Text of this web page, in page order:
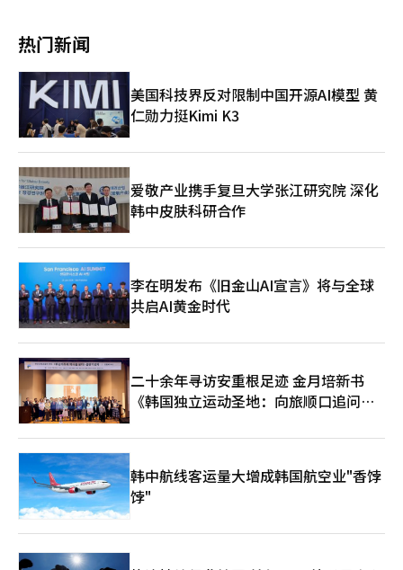
险公司、韩国投资公司（KIC）、韩国海洋振兴公司合作，将部分
府计划迅速完成实施细则的公布程序，并于18日特别法实施日当天
启动韩美战略投资公司。具体的对美投资项目将在项目管理委员会
的项目可行性审查、运营委员会审议、国会报告及与美国方面协商
等程序后确定。※ 本报道经人工智能（AI）系统翻译与编辑。
任第七空军司令。 艾弗森中将通过弗吉尼亚大学军校（ROTC）于
1991年入伍，是一名拥有5400小时F-15战斗机飞行经验的资深飞
行员。 艾弗森中将的继任人选早在上个月5日已被宣布。特朗普总
统提名大卫·G·舒梅克少将晋升为中将，担任驻韩美军副司令。
舒梅克候选人目前在卡塔尔阿尔乌代德空军基地担任美军中央司令
部下属第九空军（中央空军）副司令兼联合空军组成部队副司令。
他于1994年毕业于美国空军军官学校，拥有超过2000小时的T-
37、T-38、F-16A/B/C/D等飞机的飞行经验。 舒梅克候选人曾在
韩国军山空军基地服役三次，担任过第八作战联队标准化与评估负
责人、第35战斗飞行大队作战负责人以及第八战斗飞行联队指挥官
等职务。※ 本报道经人工智能（AI）系统翻译与编辑。
热门新闻
美国科技界反对限制中国开源AI模型 黄
仁勋力挺Kimi K3
爱敬产业携手复旦大学张江研究院 深化
韩中皮肤科研合作
李在明发布《旧金山AI宣言》将与全球
共启AI黄金时代
二十余年寻访安重根足迹 金月培新书
《韩国独立运动圣地：向旅顺口追问历
韩中航线客运量大增成韩国航空业"香饽
饽"